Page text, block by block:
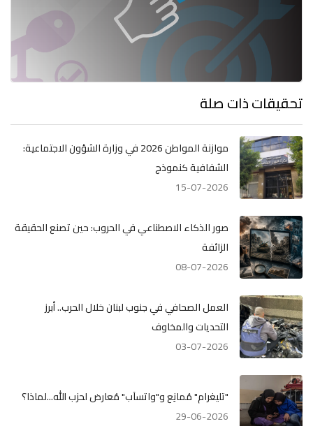
تحقيقات ذات صلة
موازنة المواطن 2026 في وزارة الشؤون الاجتماعية:
الشفافية كنموذج
15-07-2026
صور الذكاء الاصطناعي في الحروب: حين تصنع الحقيقة
الزائفة
08-07-2026
العمل الصحافي في جنوب لبنان خلال الحرب.. أبرز
التحديات والمخاوف
03-07-2026
"تليغرام" مُمانِع و"واتسآب" مُعارض لحزب الله...لماذا؟
29-06-2026